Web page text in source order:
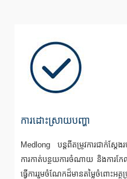
ការដោះស្រាយបញ្ហា
Medlong បន្តពីតម្រូវការជាក់ស្តែ
ការកាត់បន្ថយការចំណាយ និងការ
ធ្វើការរួមចំណែកដ៏មានតម្លៃចំពោះ